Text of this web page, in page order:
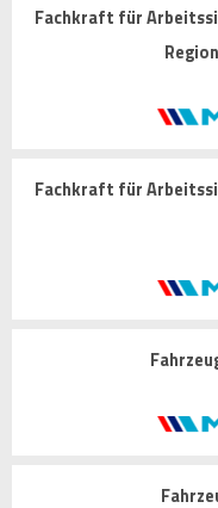
Fachkraft für
Fachkraft für